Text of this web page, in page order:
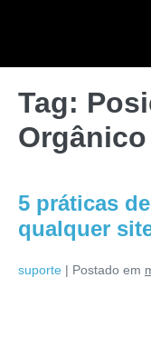
Tag:
Orgânico
5 práticas
qualquer
suporte | Postado em